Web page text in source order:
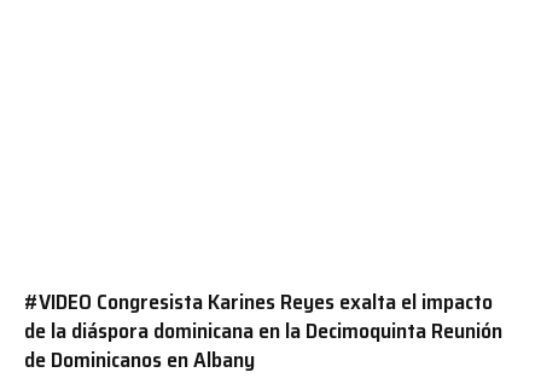
#VIDEO Congresista Karines Reyes exalta el impacto
de la diáspora dominicana en la Decimoquinta Reunión
de Dominicanos en Albany